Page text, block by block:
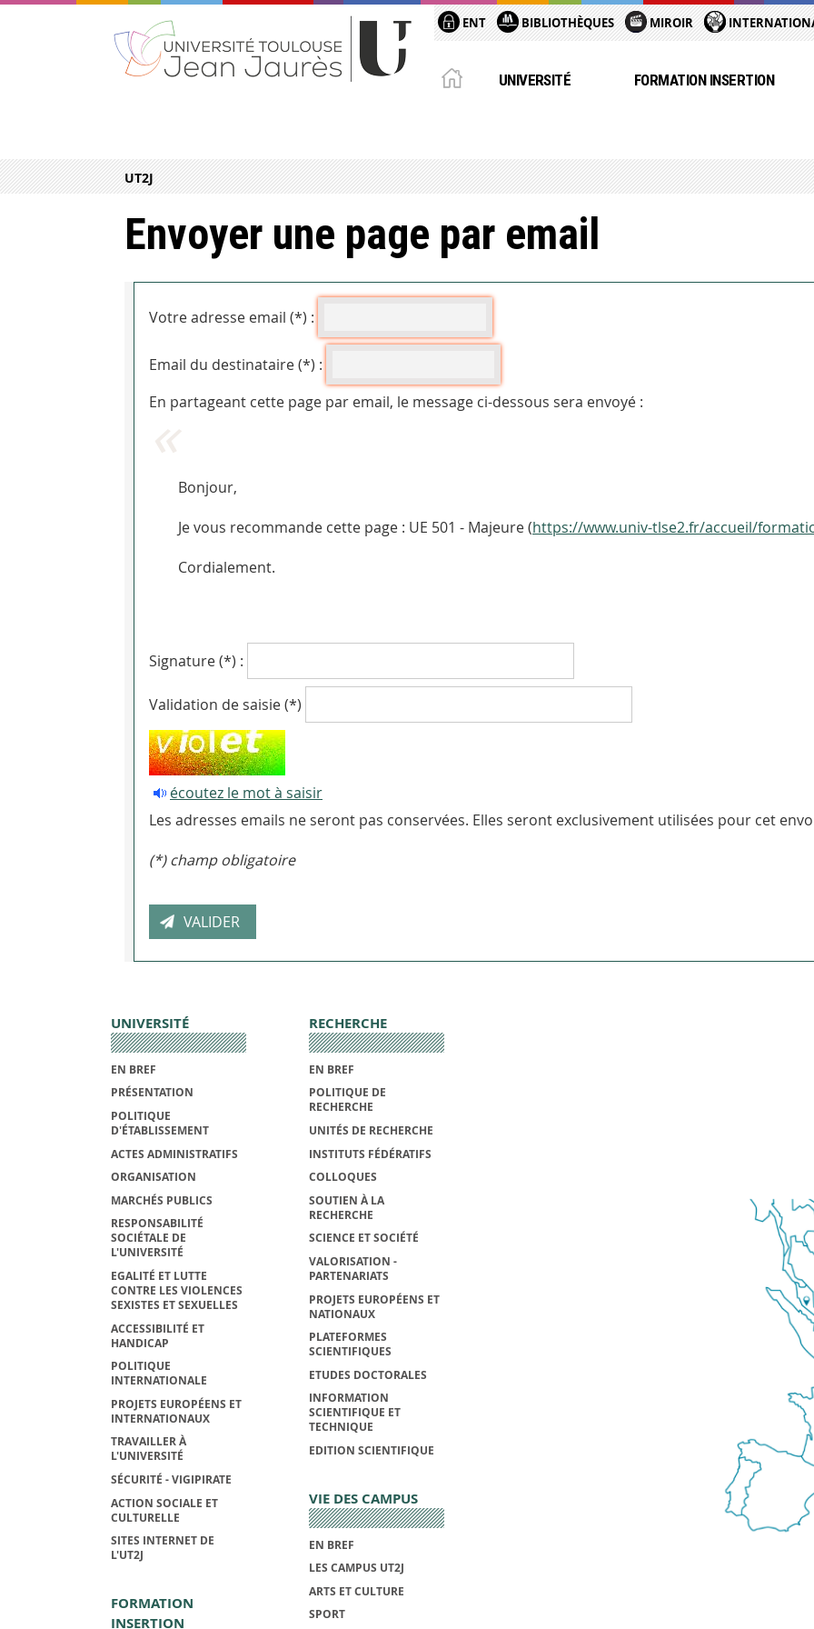
ENT BIBLIOTHÈQUES MIROIR
UNIVERSITÉ FORMATION INSERTION
UT2J
Envoyer une page par email
Votre adresse email (*) :
Email du destinataire (*) :
En partageant cette page par email, le message ci-dessous sera envoyé :
Bonjour,
Je vous recommande cette page : UE 501 - Majeure (https://www.univ-tlse2.fr/accueil/
Cordialement.
Signature (*) :
Validation de saisie (*)
écoutez le mot à saisir
Les adresses emails ne seront pas conservées. Elles seront exclusivement utilisées pour cet
(*) champ obligatoire
UNIVERSITÉ
EN BREF
PRÉSENTATION
POLITIQUE
D'ÉTABLISSEMENT
ACTES ADMINISTRATIFS
ORGANISATION
MARCHÉS PUBLICS
RESPONSABILITÉ
SOCIÉTALE DE
L'UNIVERSITÉ
EGALITÉ ET LUTTE
CONTRE LES VIOLENCES
SEXISTES ET SEXUELLES
ACCESSIBILITÉ ET
HANDICAP
POLITIQUE
INTERNATIONALE
PROJETS EUROPÉENS ET
INTERNATIONAUX
TRAVAILLER À
L'UNIVERSITÉ
SÉCURITÉ - VIGIPIRATE
ACTION SOCIALE ET
CULTURELLE
SITES INTERNET DE
L'UT2J
FORMATION
INSERTION
RECHERCHE
EN BREF
POLITIQUE DE
RECHERCHE
UNITÉS DE RECHERCHE
INSTITUTS FÉDÉRATIFS
COLLOQUES
SOUTIEN À LA
RECHERCHE
SCIENCE ET SOCIÉTÉ
VALORISATION -
PARTENARIATS
PROJETS EUROPÉENS ET
NATIONAUX
PLATEFORMES
SCIENTIFIQUES
ETUDES DOCTORALES
INFORMATION
SCIENTIFIQUE ET
TECHNIQUE
EDITION SCIENTIFIQUE
VIE DES CAMPUS
EN BREF
LES CAMPUS UT2J
ARTS ET CULTURE
SPORT